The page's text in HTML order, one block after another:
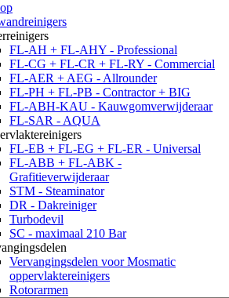
FL-AH + FL-AHY - Professional
FL-CG + FL-CR + FL-RY - Commercial
FL-AER + AEG - Allrounder
FL-PH + FL-PB - Contractor + BIG
FL-ABH-KAU - Kauwgomverwijderaar
FL-SAR - AQUA
FL-EB + FL-EG + FL-ER - Universal
FL-ABB + FL-ABK -
Grafitieverwijderaar
STM - Steaminator
DR - Dakreiniger
Turbodevil
SC - maximaal 210 Bar
Vervangingsdelen voor Mosmatic
oppervlaktereinigers
Rotorarmen